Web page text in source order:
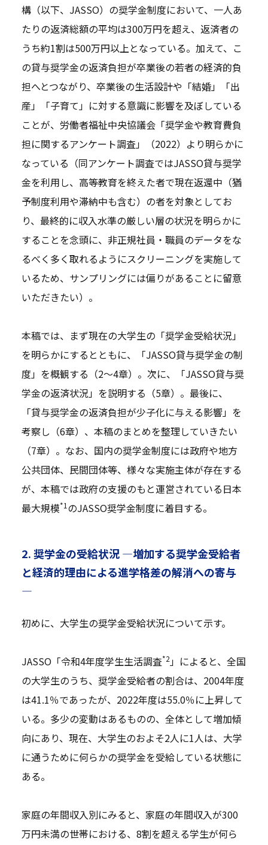
構（以下、JASSO）の奨学金制度において、一人あ
たりの返済総額の平均は300万円を超え、返済者の
うち約1割は500万円以上となっている。加えて、こ
の貸与奨学金の返済負担が卒業後の若者の経済的負
担へとつながり、卒業後の生活設計や「結婚」「出
産」「子育て」に対する意識に影響を及ぼしている
ことが、労働者福祉中央協議会「奨学金や教育費負
担に関するアンケート調査」（2022）より明らかに
なっている（同アンケート調査ではJASSO貸与奨学
金を利用し、高等教育を終えた者で現在返還中（猶
予制度利用や滞納中も含む）の者を対象としてお
り、最終的に収入水準の厳しい層の状況を明らかに
することを念頭に、非正規社員・職員のデータをな
るべく多く取れるようにスクリーニングを実施して
いるため、サンプリングには偏りがあることに留意
いただきたい）。
本稿では、まず現在の大学生の「奨学金受給状況」
を明らかにするとともに、「JASSO貸与奨学金の制
度」を概観する（2～4章）。次に、「JASSO貸与奨
学金の返済状況」を説明する（5章）。最後に、
「貸与奨学金の返済負担が少子化に与える影響」を
考察し（6章）、本稿のまとめを整理していきたい
（7章）。なお、国内の奨学金制度には政府や地方
公共団体、民間団体等、様々な実施主体が存在する
が、本稿では政府の支援のもと運営されている日本
最大規模*1のJASSO奨学金制度に着目する。
2. 奨学金の受給状況 —増加する奨学金受給者
と経済的理由による進学格差の解消への寄与
—
初めに、大学生の奨学金受給状況について示す。
JASSO「令和4年度学生生活調査*2」によると、全国
の大学生のうち、奨学金受給者の割合は、2004年度
は41.1％であったが、2022年度は55.0％に上昇して
いる。多少の変動はあるものの、全体として増加傾
向にあり、現在、大学生のおよそ2人に1人は、大学
に通うために何らかの奨学金を受給している状態に
ある。
家庭の年間収入別にみると、家庭の年間収入が300
万円未満の世帯における、8割を超える学生が何ら